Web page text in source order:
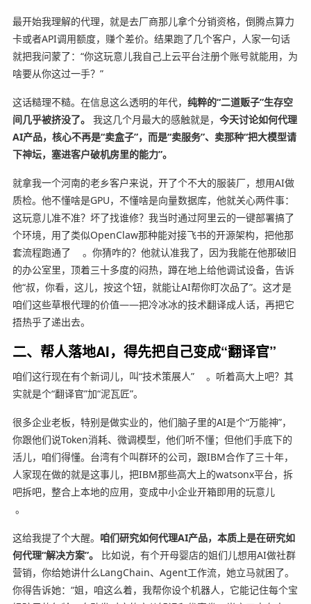
最开始我理解的代理，就是去厂商那儿拿个分销资格，倒腾点算力
卡或者API调用额度，赚个差价。结果跑了几个客户，人家一句话
就把我问蒙了：“你这玩意儿我自己上云平台注册个账号就能用，为
啥要从你这过一手？”
这话糙理不糙。在信息这么透明的年代， 纯粹的“二道贩子”生存空
间几乎被挤没了。
我这几个月最大的感触就是， 今天讨论如何代理
AI产品，核心不再是“卖盒子”，而是“卖服务”、卖那种“把大模型请
下神坛，塞进客户破机房里的能力”。
就拿我一个河南的老乡客户来说，开了个不大的服装厂，想用AI做
质检。他不懂啥是GPU，不懂啥是向量数据库，他就关心两件事：
这玩意儿准不准？坏了找谁修？我当时通过阿里云的一键部署搞了
个环境，用了类似OpenClaw那种能对接飞书的开源架构，把他那
套流程跑通了
。你猜咋的？他就认准我了，因为我能在他那破旧
的办公室里，顶着三十多度的闷热，蹲在地上给他调试设备，告诉
他“叔，你看，这儿，按这个钮，就能让AI帮你盯次品了”。这才是
咱们这些草根代理的价值——把冷冰冰的技术翻译成人话，再把它
捂热乎了递出去。
二、帮人落地AI，得先把自己变成“翻译官”
咱们这行现在有个新词儿，叫“技术策展人”
。听着高大上吧？其
实就是个“翻译官”加“泥瓦匠”。
很多企业老板，特别是做实业的，他们脑子里的AI是个“万能神”，
你跟他们说Token消耗、微调模型，他们听不懂；但他们手底下的
活儿，咱们得懂。台湾有个叫群环的公司，跟IBM合作了三十年，
人家现在做的就是这事儿，把IBM那些高大上的watsonx平台，拆
吧拆吧，整合上本地的应用，变成中小企业开箱即用的玩意儿
。
这给我提了个大醒。 咱们研究如何代理AI产品，本质上是在研究如
何代理“解决方案”。
比如说，有个开母婴店的姐们儿想用AI做社群
营销，你给她讲什么LangChain、Agent工作流，她立马就困了。
你得告诉她：“姐，咱这么着，我帮你设个机器人，它能记住每个宝